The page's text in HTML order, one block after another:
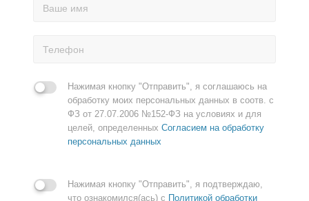
Нажимая кнопку "Отправить", я соглашаюсь на
обработку моих персональных данных в соотв. с
ФЗ от 27.07.2006 №152-ФЗ на условиях и для
целей, определенных Согласием на обработку
персональных данных
Нажимая кнопку "Отправить", я подтверждаю,
что ознакомился(ась) с Политикой обработки